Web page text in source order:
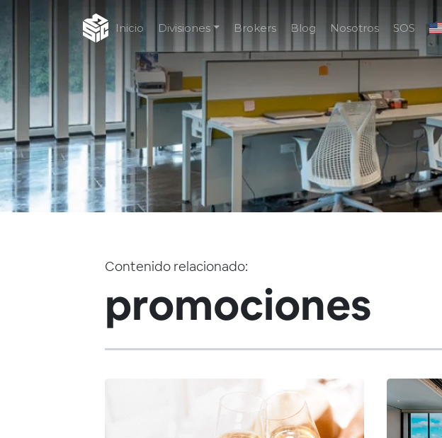
Inicio Divisiones Brokers Blog Nosotros SOS
Contenido relacionado:
promociones